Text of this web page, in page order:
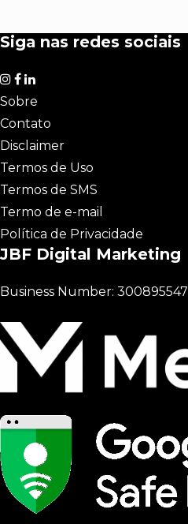
Siga nas redes sociais
Sobre
Contato
Disclaimer
Termos de Uso
Termos de SMS
Termo de e-mail
Política de Privacidade
JBF Digital Marketing
Business Number: 300895547